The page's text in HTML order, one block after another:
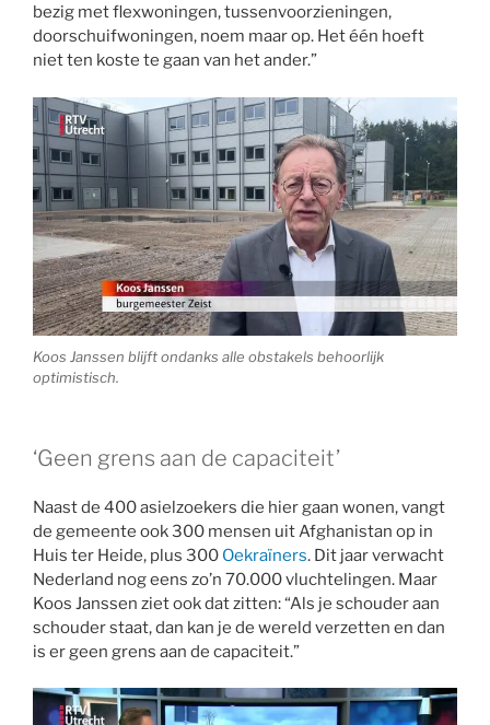
bezig met flexwoningen, tussenvoorzieningen,
doorschuifwoningen, noem maar op. Het één hoeft
niet ten koste te gaan van het ander.”
Koos Janssen blijft ondanks alle obstakels behoorlijk
optimistisch.
‘Geen grens aan de capaciteit’
Naast de 400 asielzoekers die hier gaan wonen, vangt
de gemeente ook 300 mensen uit Afghanistan op in
Huis ter Heide, plus 300 Oekraïners. Dit jaar verwacht
Nederland nog eens zo’n 70.000 vluchtelingen. Maar
Koos Janssen ziet ook dat zitten: “Als je schouder aan
schouder staat, dan kan je de wereld verzetten en dan
is er geen grens aan de capaciteit.”